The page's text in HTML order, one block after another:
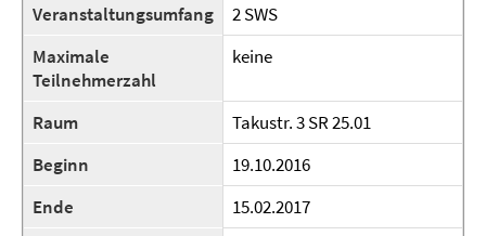
Veranstaltungsumfang
2 SWS
Maximale
Teilnehmerzahl
keine
Raum
Takustr. 3 SR 25.01
Beginn
19.10.2016
Ende
15.02.2017